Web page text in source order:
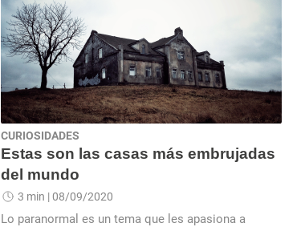
CURIOSIDADES
Estas son las casas más embrujadas
del mundo
3 min | 08/09/2020
Lo paranormal es un tema que les apasiona a